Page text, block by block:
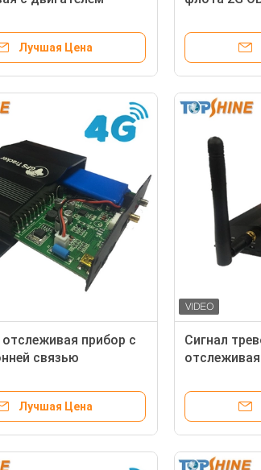
Лучшая Цена
усталости
прибор с
связью
Лучшая Цена
Сигнал
видео-